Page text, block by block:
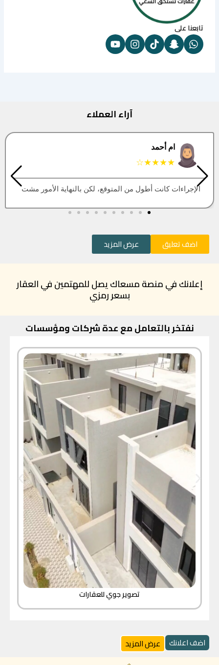
تابعنا على
آراء العملاء
البتول
★★★★★
العقار اللي كنت أبيه طلع مباع، أتمنى التحديث يكون أسرع
اضف تعليق عرض المزيد
إعلانك في منصة مسعاك يصل للمهتمين في العقار
بسعر رمزي
نفتخر بالتعامل مع عدة شركات ومؤسسات
تصوير جوي للعقارات
اضف اعلانك عرض المزيد